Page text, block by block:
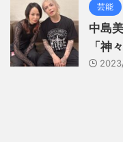
芸能
中島
「神